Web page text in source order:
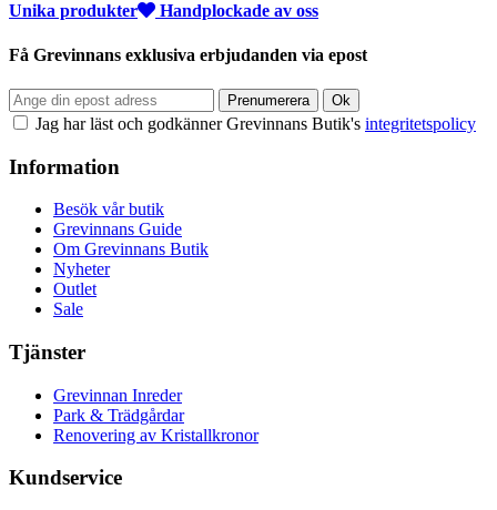
Unika produkter Handplockade av oss
Få Grevinnans exklusiva erbjudanden via epost
Jag har läst och godkänner Grevinnans Butik's integritetspolicy
Information
Besök vår butik
Grevinnans Guide
Om Grevinnans Butik
Nyheter
Outlet
Sale
Tjänster
Grevinnan Inreder
Park & Trädgårdar
Renovering av Kristallkronor
Kundservice